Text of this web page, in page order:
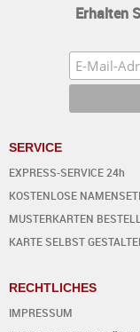
Erhalten
SERVICE
EXPRESS-SERVICE 24h
KOSTENLOSE
MUSTERKARTEN
KARTE SELBST
RECHTLICHES
IMPRESSUM